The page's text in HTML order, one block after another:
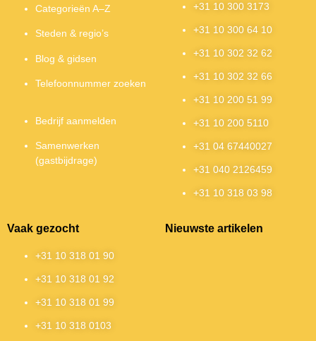
Categorieën A–Z
Steden & regio’s
Blog & gidsen
Telefoonnummer zoeken
Bedrijf aanmelden
Samenwerken
(gastbijdrage)
+31 10 300 3173
+31 10 300 64 10
+31 10 302 32 62
+31 10 302 32 66
+31 10 200 51 99
+31 10 200 5110
+31 04 67440027
+31 040 2126459
+31 10 318 03 98
Vaak gezocht
+31 10 318 01 90
+31 10 318 01 92
+31 10 318 01 99
+31 10 318 0103
Nieuwste artikelen